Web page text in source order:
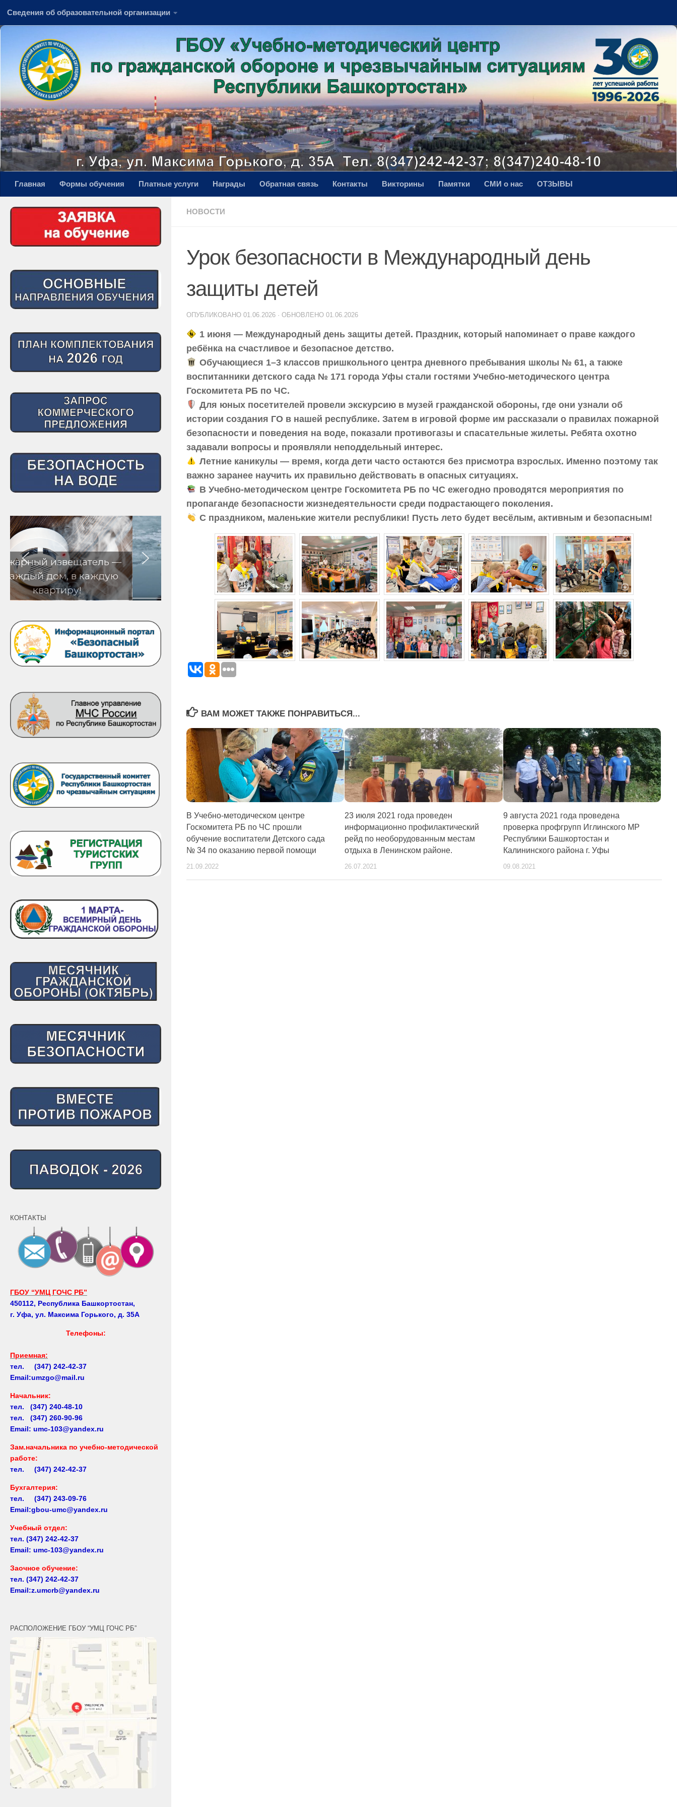
Перейти к содержимому
Сведения об образовательной организации
Главная Формы обучения Платные услуги Награды Обратная связь Контакты Викторины Памятки СМИ о нас ОТЗЫВЫ
НОВОСТИ
Урок безопасности в Международный день
защиты детей
ОПУБЛИКОВАНО 01.06.2026 · ОБНОВЛЕНО 01.06.2026
1 июня — Международный день защиты детей. Праздник, который напоминает о праве каждого
ребёнка на счастливое и безопасное детство.
Обучающиеся 1–3 классов пришкольного центра дневного пребывания школы № 61, а также
воспитанники детского сада № 171 города Уфы стали гостями Учебно-методического центра
Госкомитета РБ по ЧС.
Для юных посетителей провели экскурсию в музей гражданской обороны, где они узнали об
истории создания ГО в нашей республике. Затем в игровой форме им рассказали о правилах пожарной
безопасности и поведения на воде, показали противогазы и спасательные жилеты. Ребята охотно
задавали вопросы и проявляли неподдельный интерес.
Летние каникулы — время, когда дети часто остаются без присмотра взрослых. Именно поэтому так
важно заранее научить их правильно действовать в опасных ситуациях.
В Учебно-методическом центре Госкомитета РБ по ЧС ежегодно проводятся мероприятия по
пропаганде безопасности жизнедеятельности среди подрастающего поколения.
С праздником, маленькие жители республики! Пусть лето будет весёлым, активным и безопасным!
ВАМ МОЖЕТ ТАКЖЕ ПОНРАВИТЬСЯ...
В Учебно-методическом центре
Госкомитета РБ по ЧС прошли
обучение воспитатели Детского сада
№ 34 по оказанию первой помощи
21.09.2022
23 июля 2021 года проведен
информационно профилактический
рейд по необорудованным местам
отдыха в Ленинском районе.
26.07.2021
9 августа 2021 года проведена
проверка профгрупп Иглинского МР
Республики Башкортостан и
Калининского района г. Уфы
09.08.2021
—
КОНТАКТЫ
ГБОУ “УМЦ ГОЧС РБ”
450112, Республика Башкортостан,
г. Уфа, ул. Максима Горького, д. 35А
Телефоны:
Приемная:
тел. (347) 242-42-37
Email:umzgo@mail.ru
Начальник:
тел. (347) 240-48-10
тел. (347) 260-90-96
Email: umc-103@yandex.ru
Зам.начальника по учебно-методической
работе:
тел. (347) 242-42-37
Бухгалтерия:
тел. (347) 243-09-76
Email:gbou-umc@yandex.ru
Учебный отдел:
тел. (347) 242-42-37
Email: umc-103@yandex.ru
Заочное обучение:
тел. (347) 242-42-37
Email:z.umcrb@yandex.ru
РАСПОЛОЖЕНИЕ ГБОУ “УМЦ ГОЧС РБ”